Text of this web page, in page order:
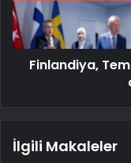
Finlandiya,
İlgili Makaleler